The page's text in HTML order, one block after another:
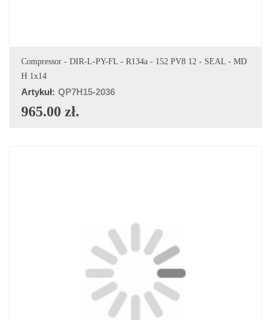
DODAJ DO KOSZYKA
Compressor - DIR-L-PY-FL - R134a - 152 PV8 12 - SEAL - MD
H 1x14
Artykuł: QP7H15-2036
965.00 zł.